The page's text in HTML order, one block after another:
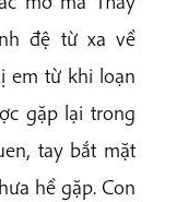
đệ từ xa về
em từ khi loạn
gặp lại trong
tay bắt mặt
hề gặp. Con